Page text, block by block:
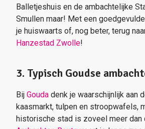
Balletjeshuis en de ambachtelijke
Smullen maar! Met een
je huiswaarts of, nog beter, terug
Hanzestad Zwolle!
3. Typisch Goudse
Bij Gouda denk je waarschijnlijk aan
kaasmarkt, tulpen en stroopwafels,
historische stad is zoveel meer dan